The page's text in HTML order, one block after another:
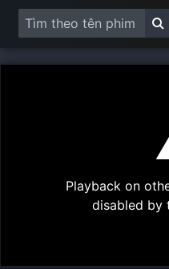
Playback on
disabled by